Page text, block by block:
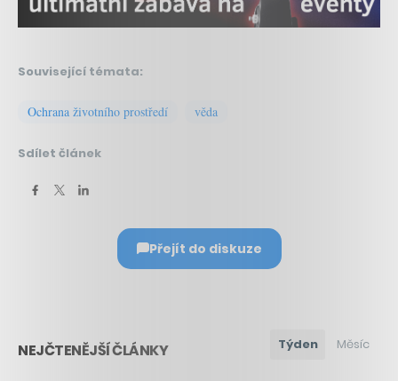
Související témata:
Ochrana životního prostředí věda
Sdílet článek
Přejít do diskuze
NEJČTENĚJŠÍ ČLÁNKY Týden Měsíc